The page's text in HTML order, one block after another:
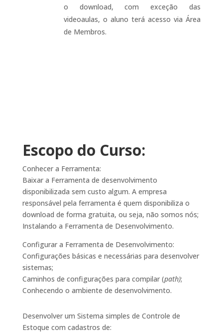
o download, com exceção das
videoaulas, o aluno terá acesso via Área
de Membros.
Escopo do Curso:
Conhecer a Ferramenta:
Baixar a Ferramenta de desenvolvimento
disponibilizada sem custo algum. A empresa
responsável pela ferramenta é quem disponibiliza o
download de forma gratuita, ou seja, não somos nós;
Instalando a Ferramenta de Desenvolvimento.
Configurar a Ferramenta de Desenvolvimento:
Configurações básicas e necessárias para desenvolver
sistemas;
Caminhos de configurações para compilar (path);
Conhecendo o ambiente de desenvolvimento.
Desenvolver um Sistema simples de Controle de
Estoque com cadastros de: